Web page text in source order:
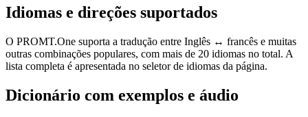
Idiomas e direções suportados
O PROMT.One suporta a tradução entre Inglês ↔ francês e muitas
outras combinações populares, com mais de 20 idiomas no total. A
lista completa é apresentada no seletor de idiomas da página.
Dicionário com exemplos e áudio